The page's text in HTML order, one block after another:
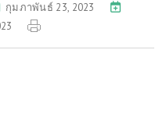
กุมภาพันธ์ 23, 2023